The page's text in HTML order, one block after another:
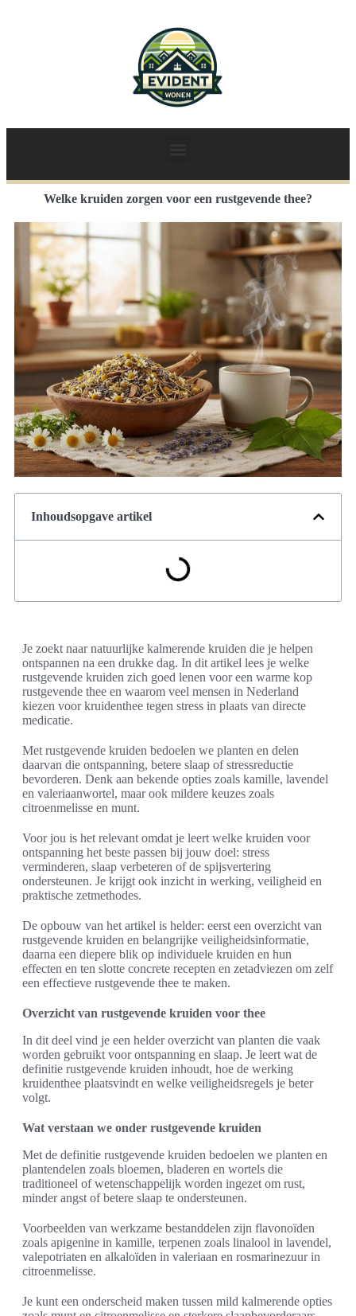
Welke kruiden zorgen voor een rustgevende thee?
Inhoudsopgave artikel
Je zoekt naar natuurlijke kalmerende kruiden die je helpen
ontspannen na een drukke dag. In dit artikel lees je welke
rustgevende kruiden zich goed lenen voor een warme kop
rustgevende thee en waarom veel mensen in Nederland
kiezen voor kruidenthee tegen stress in plaats van directe
medicatie.
Met rustgevende kruiden bedoelen we planten en delen
daarvan die ontspanning, betere slaap of stressreductie
bevorderen. Denk aan bekende opties zoals kamille, lavendel
en valeriaanwortel, maar ook mildere keuzes zoals
citroenmelisse en munt.
Voor jou is het relevant omdat je leert welke kruiden voor
ontspanning het beste passen bij jouw doel: stress
verminderen, slaap verbeteren of de spijsvertering
ondersteunen. Je krijgt ook inzicht in werking, veiligheid en
praktische zetmethodes.
De opbouw van het artikel is helder: eerst een overzicht van
rustgevende kruiden en belangrijke veiligheidsinformatie,
daarna een diepere blik op individuele kruiden en hun
effecten en ten slotte concrete recepten en zetadviezen om zelf
een effectieve rustgevende thee te maken.
Overzicht van rustgevende kruiden voor thee
In dit deel vind je een helder overzicht van planten die vaak
worden gebruikt voor ontspanning en slaap. Je leert wat de
definitie rustgevende kruiden inhoudt, hoe de werking
kruidenthee plaatsvindt en welke veiligheidsregels je beter
volgt.
Wat verstaan we onder rustgevende kruiden
Met de definitie rustgevende kruiden bedoelen we planten en
plantendelen zoals bloemen, bladeren en wortels die
traditioneel of wetenschappelijk worden ingezet om rust,
minder angst of betere slaap te ondersteunen.
Voorbeelden van werkzame bestanddelen zijn flavonoïden
zoals apigenine in kamille, terpenen zoals linalool in lavendel,
valepotriaten en alkaloïden in valeriaan en rosmarinezuur in
citroenmelisse.
Je kunt een onderscheid maken tussen mild kalmerende opties